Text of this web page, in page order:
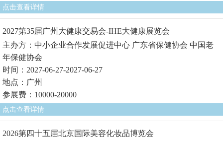
点击查看详情
2027第35届广州大健康交易会-IHE大健康展览会
主办方：中小企业合作发展促进中心 广东省保健协会 中国老
年保健协会
时间：2027-06-27-2027-06-27
地点：广州
参展费：10000-20000
点击查看详情
2026第四十五届北京国际美容化妆品博览会